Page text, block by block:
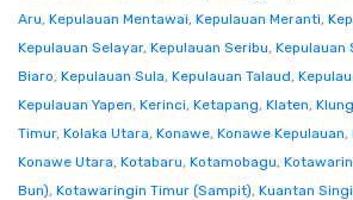
Aru, Kepulauan Mentawai, Kepulauan Meranti,
Kepulauan Selayar, Kepulauan Seribu, Kepulauan
Biaro, Kepulauan Sula, Kepulauan Talaud,
Kepulauan Yapen, Kerinci, Ketapang, Klaten,
Timur, Kolaka Utara, Konawe, Konawe Kepulauan,
Konawe Utara, Kotabaru, Kotamobagu,
Bun), Kotawaringin Timur (Sampit), Kuantan